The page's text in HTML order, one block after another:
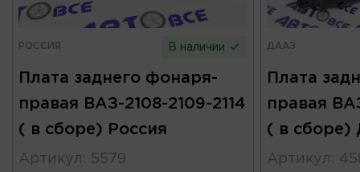
РОССИЯ В наличии
Плата заднего фонаря-
правая ВАЗ-2108-2109-2114
( в сборе) Россия
Артикул : 5579
ДААЗ
Плата
правая
( в сборе)
Артикул :